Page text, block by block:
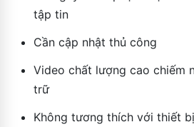
tập tin
Cần cập nhật thủ công
Video chất lượng cao chiếm
trữ
Không tương thích với thiết